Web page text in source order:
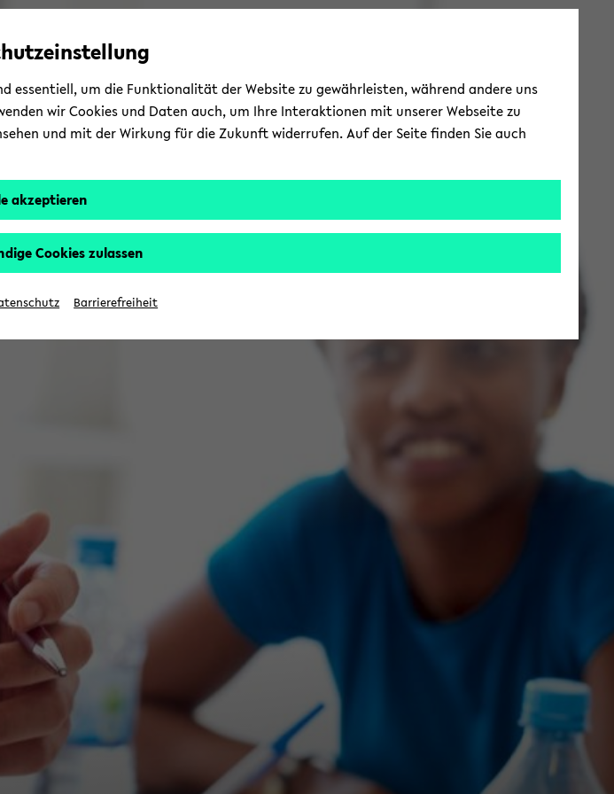
Automatische
vermeiden
zum
wechseln
zum
wechseln
zum
wechseln
essentiell, um die Funktionalität der Website zu gewährleisten, während andere uns
wir Cookies und Daten auch, um Ihre Interaktionen mit unserer Webseite zu
und mit der Wirkung für die Zukunft widerrufen. Auf der Seite finden Sie auch
akzeptieren
Cookies zulassen
Barrierefreiheit